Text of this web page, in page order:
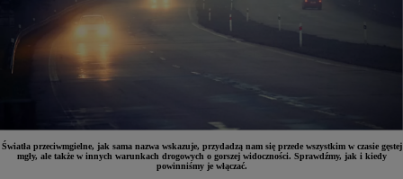
Światła przeciwmgielne, jak sama nazwa wskazuje, przydadzą nam się przede wszystkim w czasie gęstej
mgły, ale także w innych warunkach drogowych o gorszej widoczności. Sprawdźmy, jak i kiedy
powinniśmy je włączać.